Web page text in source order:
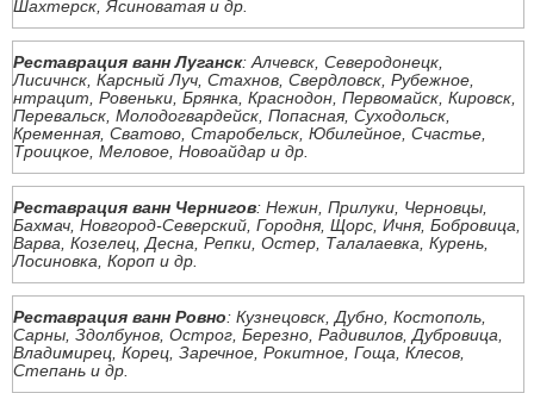
Шахтерск, Ясиноватая и др.
Реставрация ванн Луганск: Алчевск, Северодонецк,
Лисичнск, Карсный Луч, Стахнов, Свердловск, Рубежное,
нтрацит, Ровеньки, Брянка, Краснодон, Первомайск, Кировск,
Перевальск, Молодогвардейск, Попасная, Суходольск,
Кременная, Сватово, Старобельск, Юбилейное, Счастье,
Троицкое, Меловое, Новоайдар и др.
Реставрация ванн Чернигов: Нежин, Прилуки, Черновцы,
Бахмач, Новгород-Северский, Городня, Щорс, Ичня, Бобровица,
Варва, Козелец, Десна, Репки, Остер, Талалаевка, Курень,
Лосиновка, Короп и др.
Реставрация ванн Ровно: Кузнецовск, Дубно, Костополь,
Сарны, Здолбунов, Острог, Березно, Радивилов, Дубровица,
Владимирец, Корец, Заречное, Рокитное, Гоща, Клесов,
Степань и др.